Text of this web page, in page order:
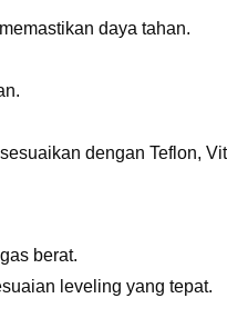
daya tahan.
dengan Teflon,
berat.
leveling yang tepat.